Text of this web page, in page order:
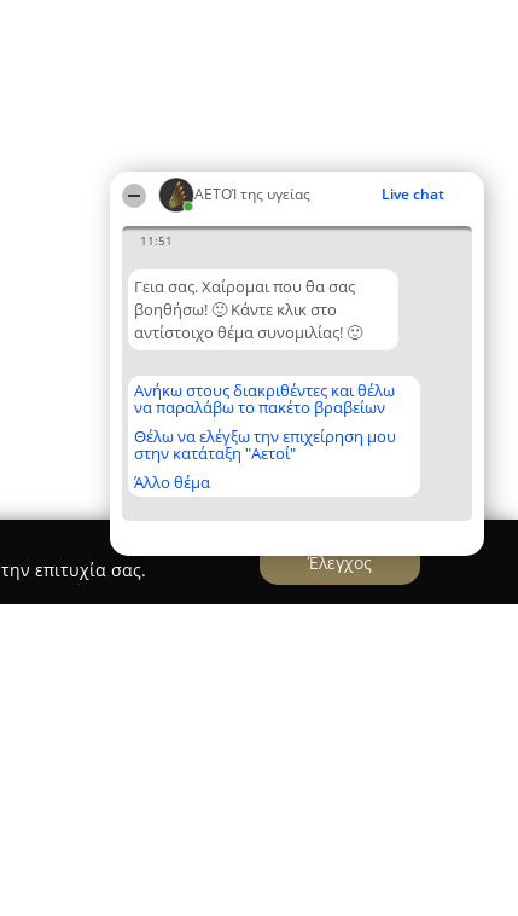
ΑΕΤΟΊ της υγείας Live chat
11:51
Γεια σας. Χαίρομαι που θα σας
βοηθήσω! 🙂 Κάντε κλικ στο
αντίστοιχο θέμα συνομιλίας! 🙂
Ανήκω στους διακριθέντες και θέλω
να παραλάβω το πακέτο βραβείων
Θέλω να ελέγξω την επιχείρηση μου
στην κατάταξη "Αετοί"
Άλλο θέμα
επιτυχία σας.
Έλεγχος